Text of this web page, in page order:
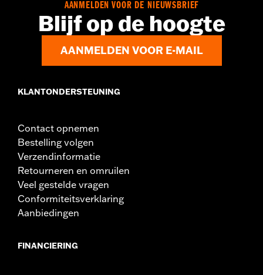
AANMELDEN VOOR DE NIEUWSBRIEF
Blijf op de hoogte
AANMELDEN VOOR E-MAIL
KLANTONDERSTEUNING
Contact opnemen
Bestelling volgen
Verzendinformatie
Retourneren en omruilen
Veel gestelde vragen
Conformiteitsverklaring
Aanbiedingen
FINANCIERING